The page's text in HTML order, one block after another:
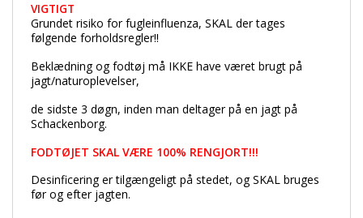
VIGTIGT
Grundet risiko for fugleinfluenza, SKAL der tages
følgende forholdsregler!!
Beklædning og fodtøj må IKKE have været brugt på
jagt/naturoplevelser,
de sidste 3 døgn, inden man deltager på en jagt på
Schackenborg.
FODTØJET SKAL VÆRE 100% RENGJORT!!!
Desinficering er tilgængeligt på stedet, og SKAL bruges
før og efter jagten.